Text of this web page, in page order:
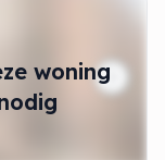
woning